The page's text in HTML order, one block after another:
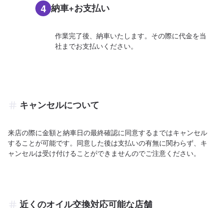
4 納車+お支払い
作業完了後、納車いたします。その際に代金を当
社までお支払いください。
キャンセルについて
来店の際に金額と納車日の最終確認に同意するまではキャンセル
することが可能です。同意した後は支払いの有無に関わらず、キ
ャンセルは受け付けることができませんのでご注意ください。
近くのオイル交換対応可能な店舗